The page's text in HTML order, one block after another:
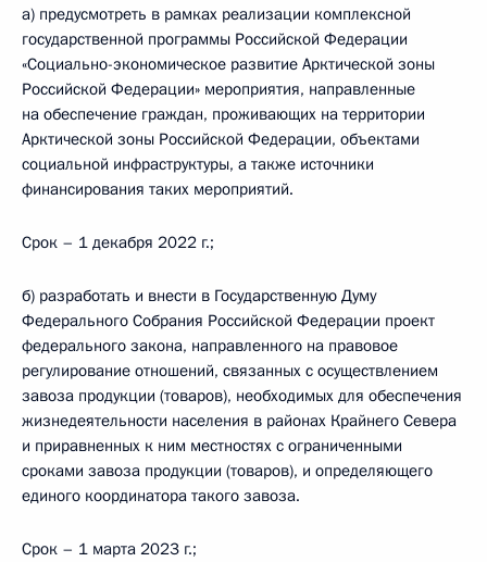
а) предусмотреть в рамках реализации комплексной
государственной программы Российской Федерации
«Социально-экономическое развитие Арктической зоны
Российской Федерации» мероприятия, направленные
на обеспечение граждан, проживающих на территории
Арктической зоны Российской Федерации, объектами
социальной инфраструктуры, а также источники
финансирования таких мероприятий.
Срок – 1 декабря 2022 г.;
б) разработать и внести в Государственную Думу
Федерального Собрания Российской Федерации проект
федерального закона, направленного на правовое
регулирование отношений, связанных с осуществлением
завоза продукции (товаров), необходимых для обеспечения
жизнедеятельности населения в районах Крайнего Севера
и приравненных к ним местностях с ограниченными
сроками завоза продукции (товаров), и определяющего
единого координатора такого завоза.
Срок – 1 марта 2023 г.;